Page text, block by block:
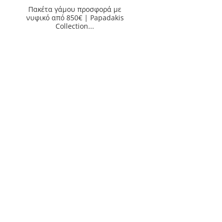
Πακέτα γάμου προσφορά με
νυφικό από 850€ | Papadakis
Collection...